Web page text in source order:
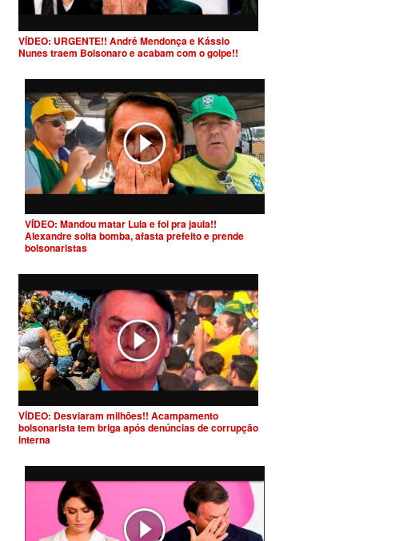
VÍDEO: URGENTE!! André Mendonça e Kássio
Nunes traem Bolsonaro e acabam com o golpe!!
VÍDEO: Mandou matar Lula e foi pra jaula!!
Alexandre solta bomba, afasta prefeito e prende
bolsonaristas
VÍDEO: Desviaram milhões!! Acampamento
bolsonarista tem briga após denúncias de corrupção
interna